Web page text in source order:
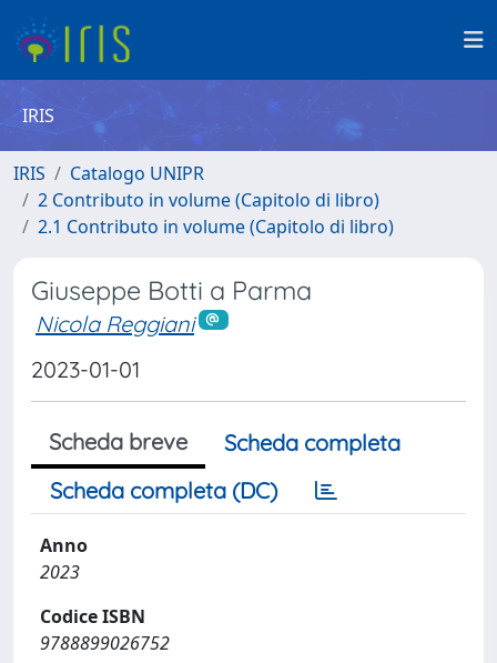
IRIS
IRIS
Catalogo UNIPR
2 Contributo in volume (Capitolo di libro)
2.1 Contributo in volume (Capitolo di libro)
Giuseppe Botti a Parma
Nicola Reggiani
2023-01-01
Scheda breve
Scheda completa
Scheda completa (DC)
Anno
2023
Codice ISBN
9788899026752